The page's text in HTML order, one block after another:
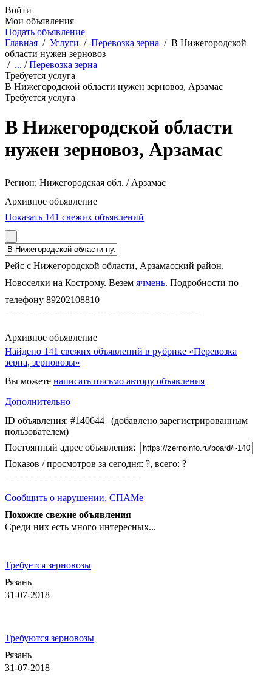
Войти
Мои объявления
Подать объявление
Главная / Услуги / Перевозка зерна / В Нижегородской
области нужен зерновоз
/ ... /Перевозка зерна
Требуется услуга
В Нижегородской области нужен зерновоз, Арзамас
Требуется услуга
В Нижегородской области
нужен зерновоз, Арзамас
Регион: Нижегородская обл. / Арзамас
Архивное объявление
Показать 141 свежих объявлений
Рейс с Нижегородской области, Арзамасский район,
Новоселки на Кострому. Везем ячмень. Подробности по
телефону 89202108810
Архивное объявление
Найдено 141 свежих объявлений в рубрике «Перевозка
зерна, зерновозы»
Вы можете написать письмо автору объявления
Дополнительно
ID объявления: #140644
(добавлено зарегистрированным
пользователем)
Постоянный адрес объявления:
Показов / просмотров за сегодня: ?, всего: ?
Сообщить о нарушении, СПАМе
Похожие свежие объявления
Среди них есть много интересных...
Требуется зерновозы
Рязань
31-07-2018
Требуются зерновозы
Рязань
31-07-2018